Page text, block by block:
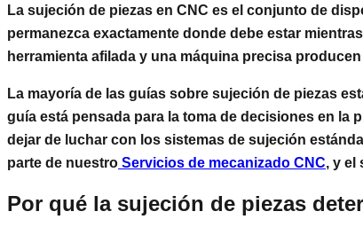
La sujeción de piezas en CNC es el conjunto de
permanezca exactamente donde debe estar
herramienta afilada y una máquina precisa
La mayoría de las guías sobre sujeción de piezas
guía está pensada para la toma de decisiones en
dejar de luchar con los sistemas de sujeción
parte de nuestro Servicios de mecanizado CNC, y el
Por qué la sujeción de piezas